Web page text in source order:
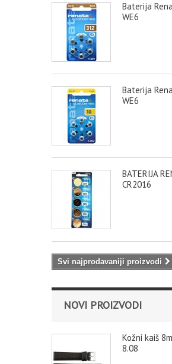
Baterija
WE6
Baterija
WE6
BATERIJA
CR2016
Svi najprodavaniji proizvodi
NOVI PROIZVODI
Kožni kaiš
8.08